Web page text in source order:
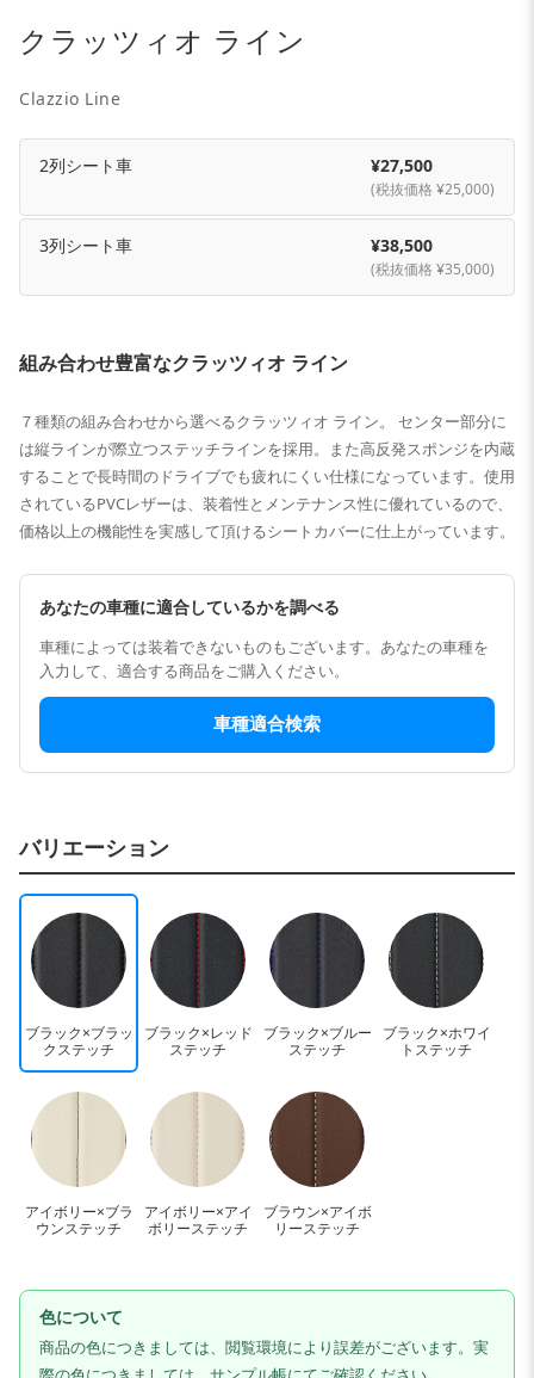
クラッツィオ ライン
Clazzio Line
2列シート車 ¥27,500
(税抜価格 ¥25,000)
3列シート車 ¥38,500
(税抜価格 ¥35,000)
組み合わせ豊富なクラッツィオ ライン
７種類の組み合わせから選べるクラッツィオ ライン。 センター部分に
は縦ラインが際立つステッチラインを採用。また高反発スポンジを内蔵
することで長時間のドライブでも疲れにくい仕様になっています。使用
されているPVCレザーは、装着性とメンテナンス性に優れているので、
価格以上の機能性を実感して頂けるシートカバーに仕上がっています。
あなたの車種に適合しているかを調べる
車種によっては装着できないものもございます。あなたの車種を
入力して、適合する商品をご購入ください。
車種適合検索
バリエーション
ブラック×ブラッ
クステッチ
ブラック×レッド
ステッチ
ブラック×ブルー
ステッチ
ブラック×ホワイ
トステッチ
アイボリー×ブラ
ウンステッチ
アイボリー×アイ
ボリーステッチ
ブラウン×アイボ
リーステッチ
色について
商品の色につきましては、閲覧環境により誤差がございます。実